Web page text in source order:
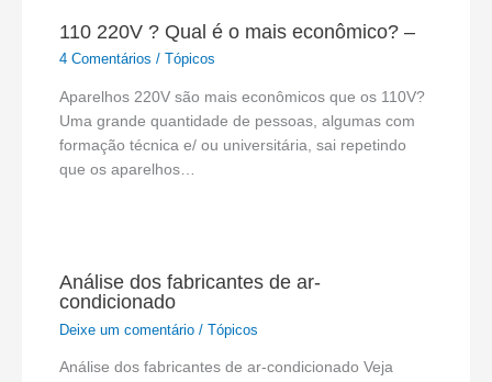
110 220V ? Qual é o mais econômico? –
4 Comentários /Tópicos
Aparelhos 220V são mais econômicos que os 110V?
Uma grande quantidade de pessoas, algumas com
formação técnica e/ ou universitária, sai repetindo
que os aparelhos…
Análise dos fabricantes de ar-
condicionado
Deixe um comentário /Tópicos
Análise dos fabricantes de ar-condicionado Veja